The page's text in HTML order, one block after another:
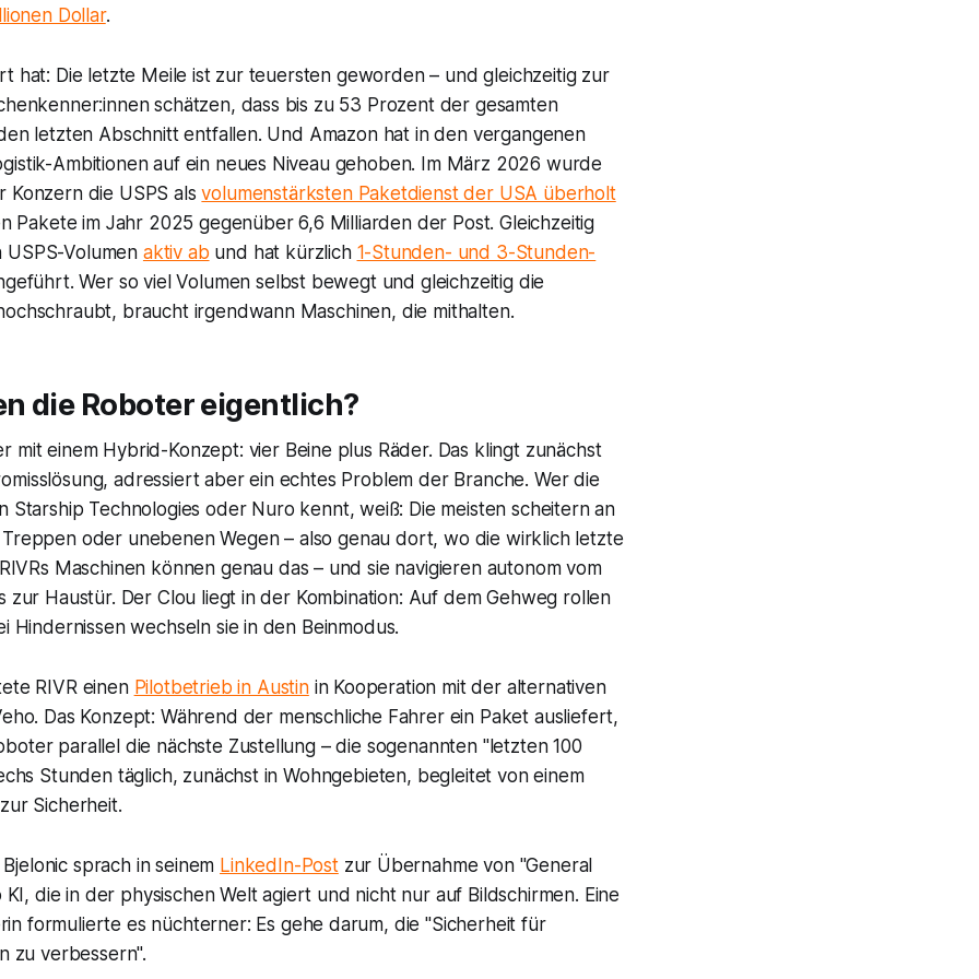
Dollar.
hat: Die letzte Meile ist zur teuersten geworden – und gleichzeitig zur
schätzen, dass bis zu 53 Prozent der gesamten
letzten Abschnitt entfallen. Und Amazonhat in den vergangenen
Ambitionen auf ein neues Niveau gehoben. Im März 2026 wurde
Konzern die USPS alsvolumenstärksten Paketdienst der USA überholt
Pakete im Jahr 2025 gegenüber 6,6 Milliarden der Post. Gleichzeitig
USPS-Volumen aktiv ab und hat kürzlich 1-Stunden- und 3-Stunden-
Wer so viel Volumen selbst bewegt und gleichzeitig die
braucht irgendwann Maschinen, die mithalten.
die Roboter eigentlich?
mit einem Hybrid-Konzept: vier Beine plus Räder. Das klingt zunächst
adressiert aber ein echtes Problem der Branche. Wer die
Starship Technologies oder Nuro kennt, weiß: Die meisten scheitern an
oder unebenen Wegen – also genau dort, wo die wirklich letzte
s Maschinen können genau das – und sie navigieren autonom vom
zur Haustür. Der Clou liegt in der Kombination: Auf dem Gehweg rollen
Hindernissen wechseln sie in den Beinmodus.
RIVReinen Pilotbetrieb in Austinin Kooperation mit der alternativen
. Das Konzept: Während der menschliche Fahrer ein Paket ausliefert,
parallel die nächste Zustellung – die sogenannten "letzten 100
Stunden täglich, zunächst in Wohngebieten, begleitet von einem
Sicherheit.
sprach in seinem LinkedIn-Postzur Übernahme von "General
KI, die in der physischen Welt agiert und nicht nur auf Bildschirmen. Eine
formulierte es nüchterner: Es gehe darum, die "Sicherheit für
zu verbessern".